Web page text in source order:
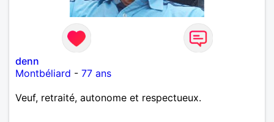
denn
Montbéliard - 77 ans
Veuf, retraité, autonome et respectueux.